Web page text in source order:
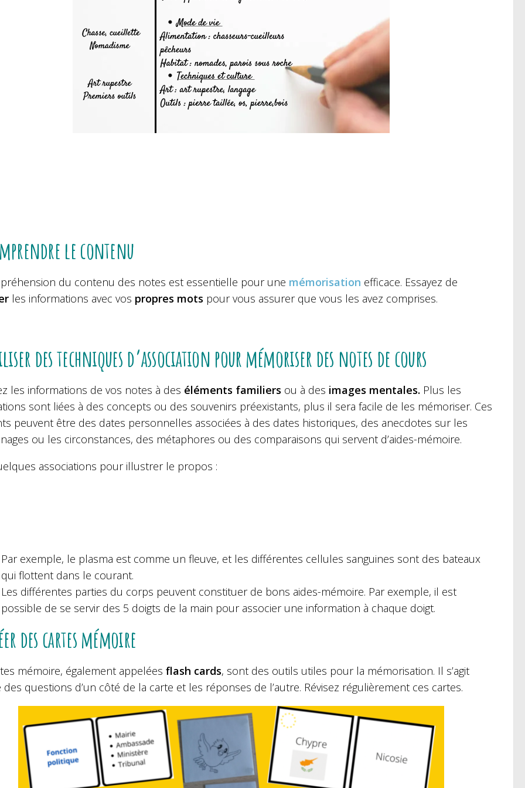
le contenu
du contenu des notes est essentielle pour une mémorisation efficace. Essayez de
les informations avec vos propres mots pour vous assurer que vous les avez comprises.
des techniques d’association pour mémoriser des notes de cours
les informations de vos notes à des éléments familiers ou à des images mentales. Plus les
sont liées à des concepts ou des souvenirs préexistants, plus il sera facile de les mémoriser. Ces
peuvent être des dates personnelles associées à des dates historiques, des anecdotes sur les
ou les circonstances, des métaphores ou des comparaisons qui servent d’aides-mémoire.
associations pour illustrer le propos :
Par exemple, le plasma est comme un fleuve, et les différentes cellules sanguines sont des bateaux
qui flottent dans le courant.
Les différentes parties du corps peuvent constituer de bons aides-mémoire. Par exemple, il est
possible de se servir des 5 doigts de la main pour associer une information à chaque doigt.
des cartes mémoire
mémoire, également appelées flash cards, sont des outils utiles pour la mémorisation. Il s’agit
des questions d’un côté de la carte et les réponses de l’autre. Révisez régulièrement ces cartes.